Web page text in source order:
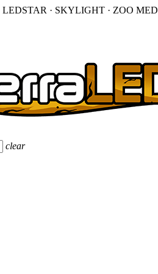
LEDSTAR · SKYLIGHT · ZOO MED
clear